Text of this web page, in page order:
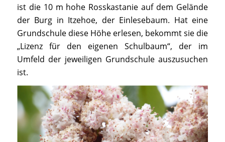
ist die 10 m hohe Rosskastanie auf dem Gelände
der Burg in Itzehoe, der Einlesebaum. Hat eine
Grundschule diese Höhe erlesen, bekommt sie die
„Lizenz für den eigenen Schulbaum“, der im
Umfeld der jeweiligen Grundschule auszusuchen
ist.